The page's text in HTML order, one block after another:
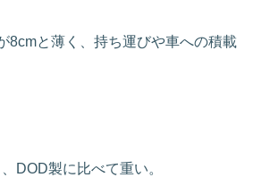
8cmと薄く、持ち運びや車への積載
DOD製に比べて重い。